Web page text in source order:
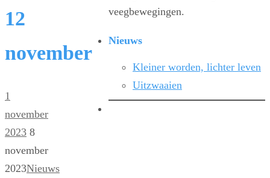
12
november
1
november
2023 8
november
2023Nieuws
veegbewegingen.
Nieuws
Kleiner worden, lichter leven
Uitzwaaien